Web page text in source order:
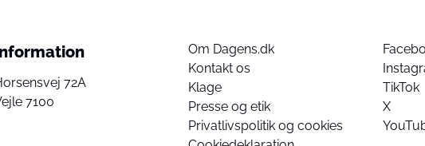
72A
7100
Om Dagens.dk
Kontakt os
Klage
Presse og etik
Privatlivspolitik og cookies
TikTok
X